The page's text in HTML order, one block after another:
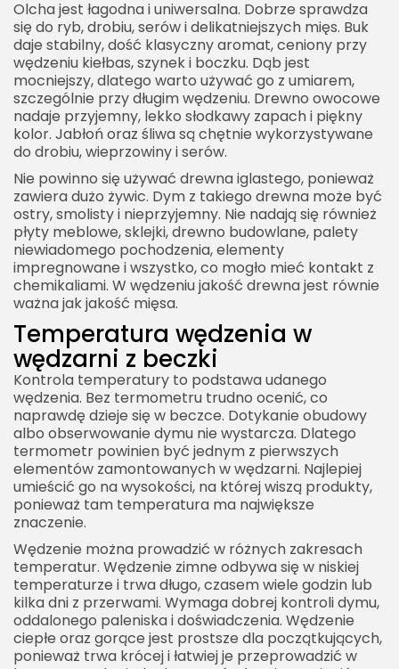
Olcha jest łagodna i uniwersalna. Dobrze sprawdza
się do ryb, drobiu, serów i delikatniejszych mięs. Buk
daje stabilny, dość klasyczny aromat, ceniony przy
wędzeniu kiełbas, szynek i boczku. Dąb jest
mocniejszy, dlatego warto używać go z umiarem,
szczególnie przy długim wędzeniu. Drewno owocowe
nadaje przyjemny, lekko słodkawy zapach i piękny
kolor. Jabłoń oraz śliwa są chętnie wykorzystywane
do drobiu, wieprzowiny i serów.
Nie powinno się używać drewna iglastego, ponieważ
zawiera dużo żywic. Dym z takiego drewna może być
ostry, smolisty i nieprzyjemny. Nie nadają się również
płyty meblowe, sklejki, drewno budowlane, palety
niewiadomego pochodzenia, elementy
impregnowane i wszystko, co mogło mieć kontakt z
chemikaliami. W wędzeniu jakość drewna jest równie
ważna jak jakość mięsa.
Temperatura wędzenia w
wędzarni z beczki
Kontrola temperatury to podstawa udanego
wędzenia. Bez termometru trudno ocenić, co
naprawdę dzieje się w beczce. Dotykanie obudowy
albo obserwowanie dymu nie wystarcza. Dlatego
termometr powinien być jednym z pierwszych
elementów zamontowanych w wędzarni. Najlepiej
umieścić go na wysokości, na której wiszą produkty,
ponieważ tam temperatura ma największe
znaczenie.
Wędzenie można prowadzić w różnych zakresach
temperatur. Wędzenie zimne odbywa się w niskiej
temperaturze i trwa długo, czasem wiele godzin lub
kilka dni z przerwami. Wymaga dobrej kontroli dymu,
oddalonego paleniska i doświadczenia. Wędzenie
ciepłe oraz gorące jest prostsze dla początkujących,
ponieważ trwa krócej i łatwiej je przeprowadzić w